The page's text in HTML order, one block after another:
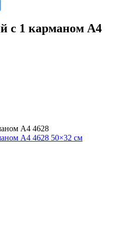
с 1 карманом А4
А4 4628